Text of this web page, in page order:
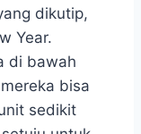
dikutip,
Year.
di bawah
bisa
sedikit